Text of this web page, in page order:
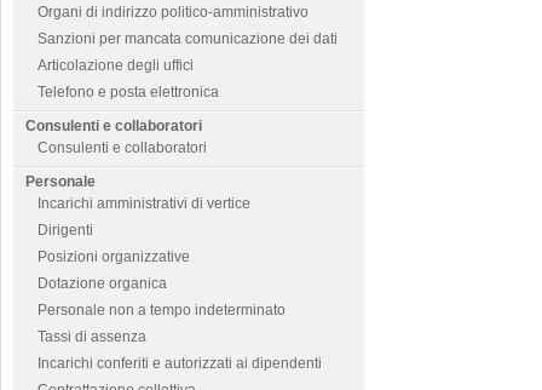
Organi di indirizzo politico-amministrativo
Sanzioni per mancata comunicazione dei dati
Articolazione degli uffici
Telefono e posta elettronica
Consulenti e collaboratori
Consulenti e collaboratori
Personale
Incarichi amministrativi di vertice
Dirigenti
Posizioni organizzative
Dotazione organica
Personale non a tempo indeterminato
Tassi di assenza
Incarichi conferiti e autorizzati ai dipendenti